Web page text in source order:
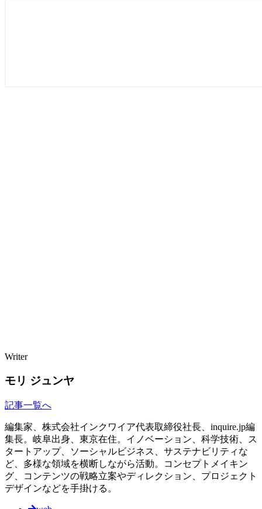
Writer
モリ ジュンヤ
記事一覧へ
編集家、株式会社インクワイア代表取締役社長、inquire.jp編
集長。岐阜出身、東京在住。イノベーション、科学技術、ス
タートアップ、ソーシャルビジネス、サステナビリティな
ど、多様な領域を横断しながら活動。コンセプトメイキン
グ、コンテンツの戦略立案やディレクション、プロジェクト
デザインなどを手掛ける。